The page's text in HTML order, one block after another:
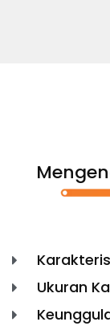
Ukuran